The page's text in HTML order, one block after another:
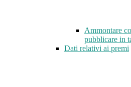
Ammontare
pubblicare in
Dati relativi ai premi